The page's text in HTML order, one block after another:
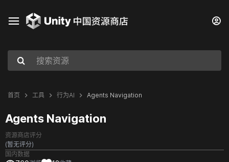
首页 工具 行为AI Agents Navigation
Agents Navigation
资源商店评分
(暂无评分)
国内数据